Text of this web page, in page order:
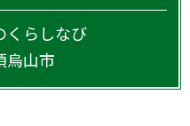
くらしなび
烏山市